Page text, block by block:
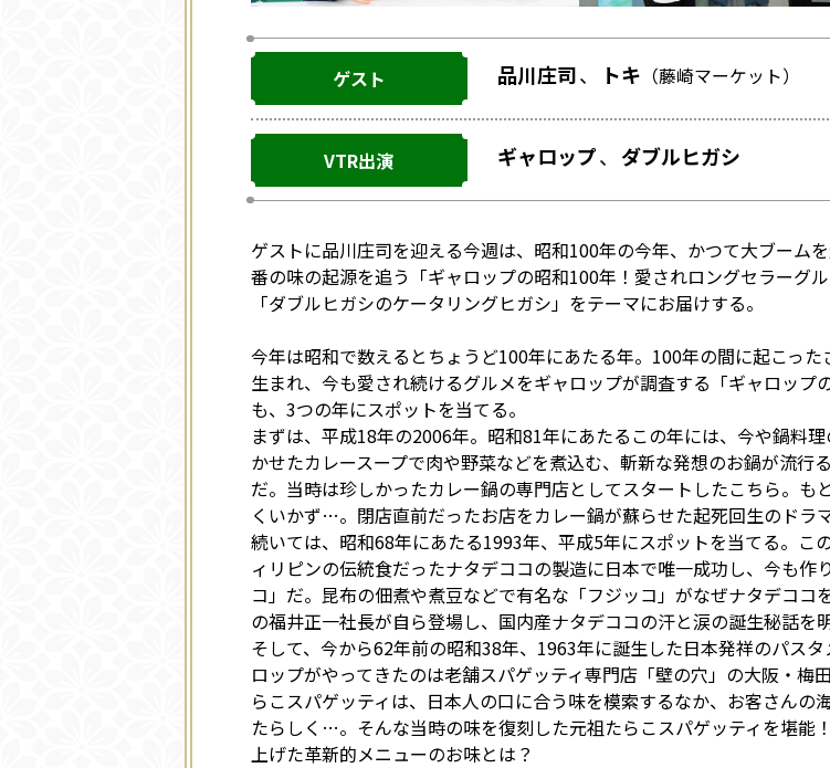
ゲスト 品川庄司 トキ （藤崎マーケット）
VTR出演 ギャロップ ダブルヒガシ
ゲストに品川庄司を迎える今週は、昭和100年の今年、かつて大ブーム
番の味の起源を追う「ギャロップの昭和100年！愛されロングセラーグ
「ダブルヒガシのケータリングヒガシ」をテーマにお届けする。
今年は昭和で数えるとちょうど100年にあたる年。100年の間に起こっ
生まれ、今も愛され続けるグルメをギャロップが調査する「ギャロッ
も、3つの年にスポットを当てる。
まずは、平成18年の2006年。昭和81年にあたるこの年には、今や鍋料
かせたカレースープで肉や野菜などを煮込む、斬新な発想のお鍋が流行
だ。当時は珍しかったカレー鍋の専門店としてスタートしたこちら。
くいかず…。閉店直前だったお店をカレー鍋が蘇らせた起死回生のドラ
続いては、昭和68年にあたる1993年、平成5年にスポットを当てる。こ
ィリピンの伝統食だったナタデココの製造に日本で唯一成功し、今も
コ」だ。昆布の佃煮や煮豆などで有名な「フジッコ」がなぜナタデココ
の福井正一社長が自ら登場し、国内産ナタデココの汗と涙の誕生秘話を
そして、今から62年前の昭和38年、1963年に誕生した日本発祥のパス
ロップがやってきたのは老舗スパゲッティ専門店「壁の穴」の大阪・
らこスパゲッティは、日本人の口に合う味を模索するなか、お客さん
たらしく…。そんな当時の味を復刻した元祖たらこスパゲッティを堪能
上げた革新的メニューのお味とは？